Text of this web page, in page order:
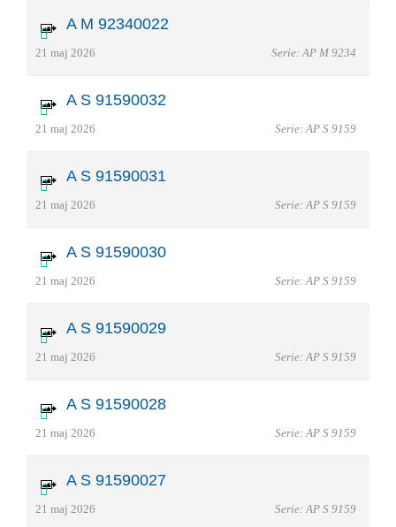
A M 92340022
21 maj 2026 Serie: AP M 9234
A S 91590032
21 maj 2026 Serie: AP S 9159
A S 91590031
21 maj 2026 Serie: AP S 9159
A S 91590030
21 maj 2026 Serie: AP S 9159
A S 91590029
21 maj 2026 Serie: AP S 9159
A S 91590028
21 maj 2026 Serie: AP S 9159
A S 91590027
21 maj 2026 Serie: AP S 9159